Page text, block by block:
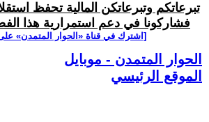
تبرعاتكم وتبرعاتكن المالية تحفظ
فشاركونا في دعم استمرارية هذا
[اشترك في قناة ‫«الحوار المتمدن»
الحوار المتمدن - موبايل
الموقع الرئيسي